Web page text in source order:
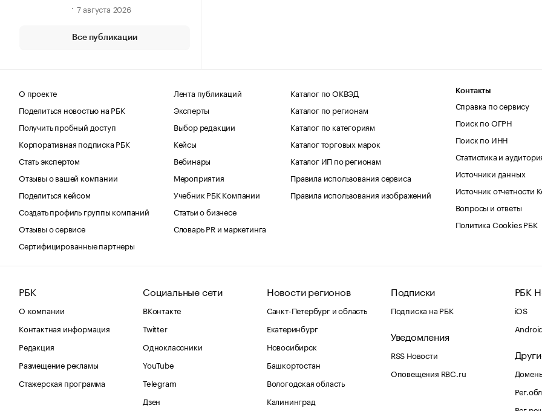
7 августа 2026
Все публикации
О проекте
Поделиться новостью на РБК
Получить пробный доступ
Корпоративная подписка РБК
Стать экспертом
Отзывы о вашей компании
Поделиться кейсом
Создать профиль группы компаний
Отзывы о сервисе
Сертифицированные партнеры
Лента публикаций
Эксперты
Выбор редакции
Кейсы
Вебинары
Мероприятия
Учебник РБК Компании
Статьи о бизнесе
Словарь PR и маркетинга
Каталог по ОКВЭД
Каталог по регионам
Каталог по категориям
Каталог торговых марок
Каталог ИП по регионам
Правила использования сервиса
Правила использования изображений
Контакты
Справка по сервису
Поиск по ОГРН
Поиск по ИНН
Статистика и
Источники данных
Источник отчетности
Вопросы и ответы
Политика Cookies РБК
РБК
О компании
Контактная информация
Редакция
Размещение рекламы
Стажерская программа
Социальные сети
ВКонтакте
Twitter
Одноклассники
YouTube
Telegram
Дзен
Новости регионов
Санкт-Петербург и область
Екатеринбург
Новосибирск
Башкортостан
Вологодская область
Калининград
Подписки
Подписка на РБК
Уведомления
RSS Новости
Оповещения RBC.ru
РБК
iOS